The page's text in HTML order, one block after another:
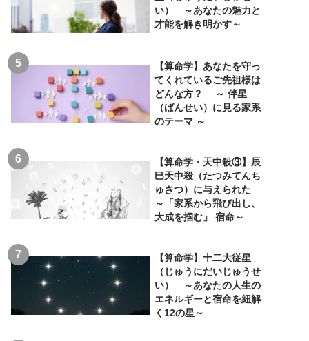
い） ～あなたの魅力と
才能を解き明かす～
【算命学】あなたを守っ
てくれているご先祖様は
どんな方？ ～ 伴星
（ばんせい）に見る家系
のテーマ ～
【算命学・天中殺③】辰
巳天中殺（たつみてんち
ゅさつ）に与えられた
～「家系から飛び出し、
大成を掴む」 宿命～
【算命学】十二大従星
（じゅうにだいじゅうせ
い） ～あなたの人生の
エネルギーと宿命を紐解
く12の星～